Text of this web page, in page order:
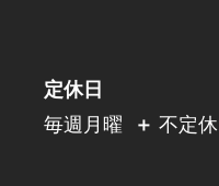
定休日
毎週月曜
＋ 不定休